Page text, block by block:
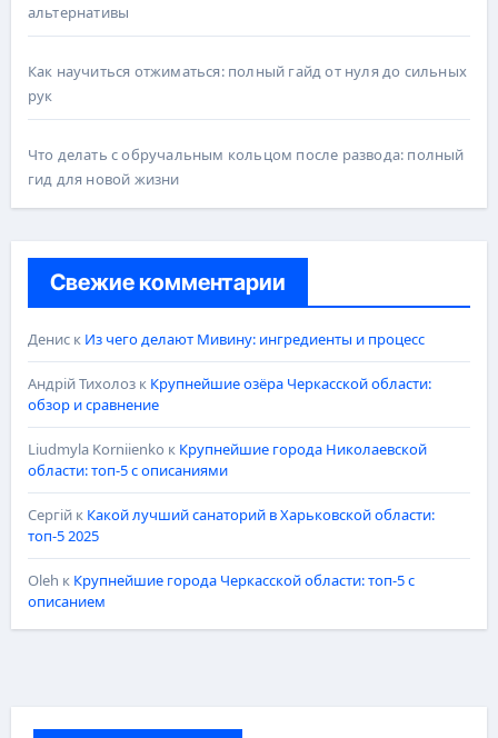
альтернативы
Как научиться отжиматься: полный гайд от нуля до сильных
рук
Что делать с обручальным кольцом после развода: полный
гид для новой жизни
Свежие комментарии
Дениск Из чего делают Мивину: ингредиенты и процесс
Андрій Тихолозк Крупнейшие озёра Черкасской области:
обзор и сравнение
Liudmyla Korniienko к Крупнейшие города Николаевской
области: топ-5 с описаниями
Сергійк Какой лучший санаторий в Харьковской области:
топ-5 2025
Oleh к Крупнейшие города Черкасской области: топ-5 с
описанием